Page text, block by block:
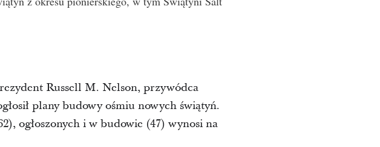
Russell M. Nelson, przywódca
plany budowy ośmiu nowych świątyń.
ogłoszonych i w budowie (47) wynosi na